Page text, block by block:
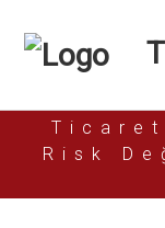
Ticaret
Risk